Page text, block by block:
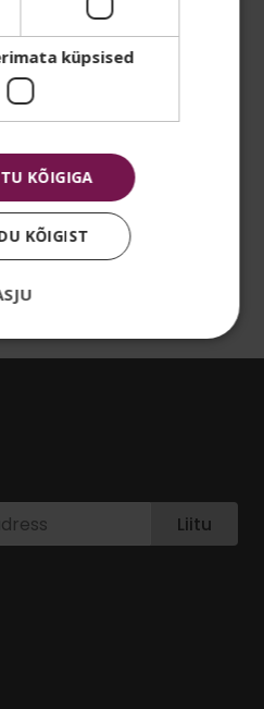
UP hoidik
Liitu
küpsised
KÕIGIGA
KÕIGIST